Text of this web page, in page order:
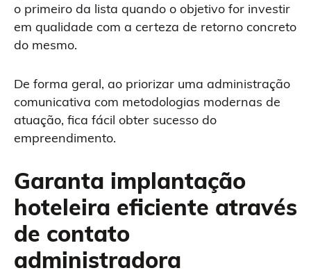
o primeiro da lista quando o objetivo for investir
em qualidade com a certeza de retorno concreto
do mesmo.
De forma geral, ao priorizar uma administração
comunicativa com metodologias modernas de
atuação, fica fácil obter sucesso do
empreendimento.
Garanta implantação
hoteleira eficiente através
de contato
administradora